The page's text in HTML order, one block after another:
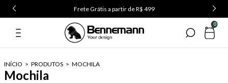
Use o cupom PRIMEIRA5 na primeira compra
0
INÍCIO > PRODUTOS > MOCHILA
Mochila